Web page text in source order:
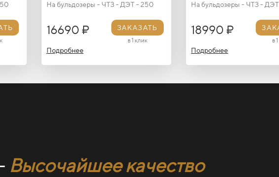
На бульдозеры - ЧТЗ - ДЭТ - 250
16690 ₽ ЗАКАЗАТЬ
в 1 клик
Подробнее
На бульдозеры - ЧТЗ -
18990 ₽
в
Подробнее
Высочайшее качество